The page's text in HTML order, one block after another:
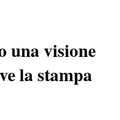
una visione
la stampa